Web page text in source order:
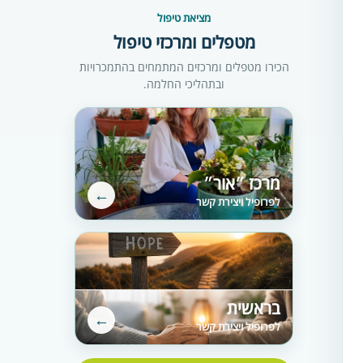
מציאת טיפול
מטפלים ומרכזי טיפול
הכירו מטפלים ומרכזים המתמחים בהתמכרויות
ובתהליכי החלמה.
מרכז ״אור״
לפרופיל ויצירת קשר ←
בראשית
לפרופיל ויצירת קשר ←